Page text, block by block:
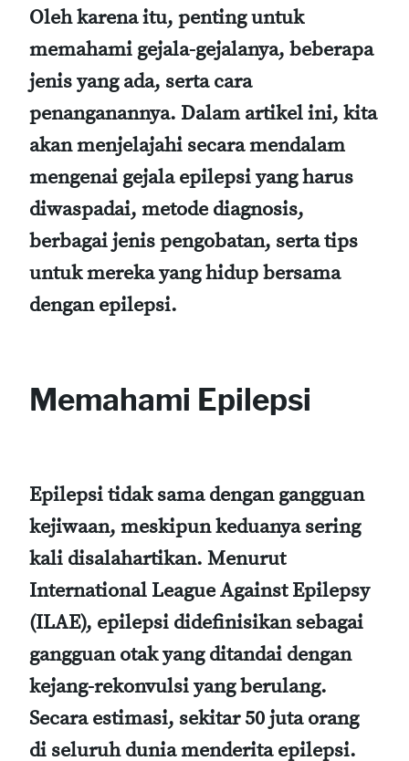
Oleh karena itu, penting untuk
memahami gejala-gejalanya, beberapa
jenis yang ada, serta cara
penanganannya. Dalam artikel ini, kita
akan menjelajahi secara mendalam
mengenai gejala epilepsi yang harus
diwaspadai, metode diagnosis,
berbagai jenis pengobatan, serta tips
untuk mereka yang hidup bersama
dengan epilepsi.
Memahami Epilepsi
Epilepsi tidak sama dengan gangguan
kejiwaan, meskipun keduanya sering
kali disalahartikan. Menurut
International League Against Epilepsy
(ILAE), epilepsi didefinisikan sebagai
gangguan otak yang ditandai dengan
kejang-rekonvulsi yang berulang.
Secara estimasi, sekitar 50 juta orang
di seluruh dunia menderita epilepsi.